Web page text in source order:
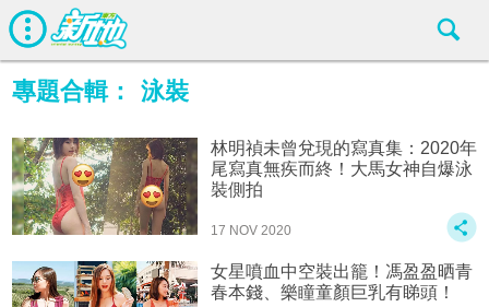
專題合輯： 泳裝
林明禎未曾兌現的寫真集：2020年
尾寫真無疾而終！大馬女神自爆泳
裝側拍
17 NOV 2020
女星噴血中空裝出籠！馮盈盈晒青
春本錢、樂瞳童顏巨乳有睇頭！